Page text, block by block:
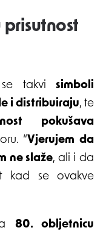
prisutnost
takvi simboli
i distribuiraju, te
pokušava
“Vjerujem da
ne slaže, ali i da
kad se ovakve
80. obljetnicu